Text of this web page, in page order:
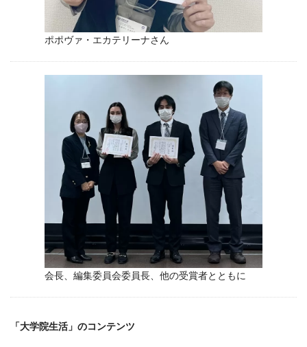
ポポヴァ・エカテリーナさん
会長、編集委員会委員長、他の受賞者とともに
「大学院生活」のコンテンツ